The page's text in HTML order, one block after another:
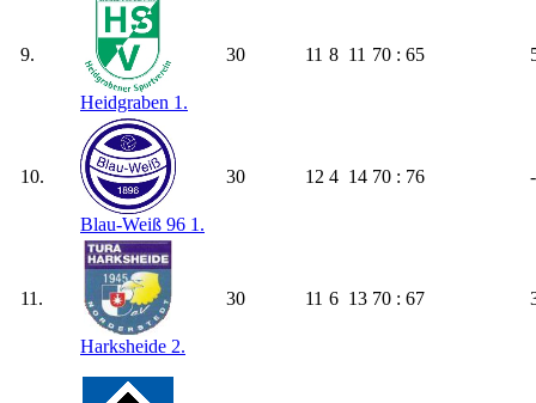
9.
Heidgraben 1.
30 11 8 11 70 : 65
10.
Blau-Weiß 96 1.
30 12 4 14 70 : 76
11.
Harksheide 2.
30 11 6 13 70 : 67